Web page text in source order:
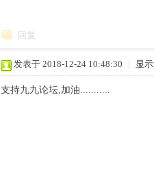
回复
发表于 2018-12-24 10:48:30 | 显
支持九九论坛,加油...........